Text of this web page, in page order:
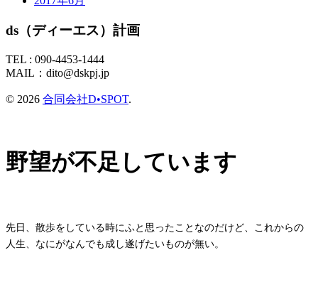
ds（ディーエス）計画
TEL : 090-4453-1444
MAIL： dito@dskpj.jp
© 2026 合同会社D•SPOT.
野望が不足しています
先日、散歩をしている時にふと思ったことなのだけど、これからの
人生、なにがなんでも成し遂げたいものが無い。